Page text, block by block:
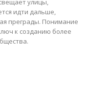
идти дальше,
преграды. Понимание
к созданию более